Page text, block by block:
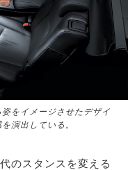
をイメージさせたデザイ
演出している。
のスタンスを変える